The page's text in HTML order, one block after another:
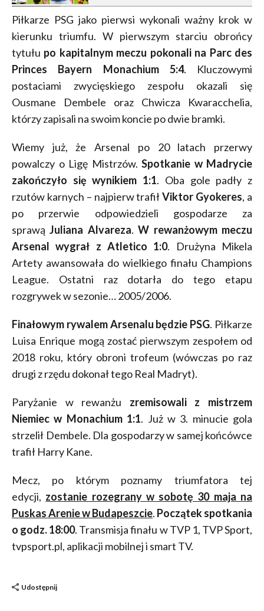
Piłkarze PSG jako pierwsi wykonali ważny krok w
kierunku triumfu. W pierwszym starciu obrońcy
tytułu po kapitalnym meczu pokonali na Parc des
Princes Bayern Monachium 5:4. Kluczowymi
postaciami zwycięskiego zespołu okazali się
Ousmane Dembele oraz Chwicza Kwaracchelia,
którzy zapisali na swoim koncie po dwie bramki.
Wiemy już, że Arsenal po 20 latach przerwy
powalczy o Ligę Mistrzów. Spotkanie w Madrycie
zakończyło się wynikiem 1:1. Oba gole padły z
rzutów karnych – najpierw trafiłViktor Gyokeres, a
po przerwie odpowiedzieli gospodarze za
sprawąJuliana Alvareza.W rewanżowym meczu
Arsenal wygrał z Atletico 1:0. Drużyna Mikela
Artety awansowała do wielkiego finału Champions
League. Ostatni raz dotarła do tego etapu
rozgrywek w sezonie… 2005/2006.
Finałowym rywalem Arsenalu będzie PSG. Piłkarze
Luisa Enrique mogą zostać pierwszym zespołem od
2018 roku, który obroni trofeum (wówczas po raz
drugi z rzędu dokonał tego Real Madryt).
Paryżanie w rewanżu zremisowali z mistrzem
Niemiec w Monachium 1:1. Już w 3. minucie gola
strzelił Dembele. Dla gospodarzy w samej końcówce
trafił Harry Kane.
Mecz, po którym poznamy triumfatora tej
edycji, zostanie rozegrany w sobotę 30 maja na
Puskas Arenie w Budapeszcie. Początek spotkania
o godz. 18:00. Transmisja finału w TVP 1, TVP Sport,
tvpsport.pl, aplikacji mobilnej i smart TV.
Udostępnij